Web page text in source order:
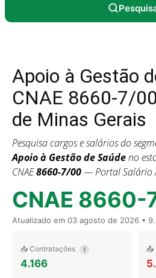
Apoio à Gestão
CNAE 8660-7/
de Minas Gerais
Pesquisa cargos e salários do
Apoio à Gestão de Saúdeno
CNAE8660-7/00— Portal Salário /
CNAE 8660-
Atualizado em 03 agosto de 2026 •
📥 Contratações i
4.166
📤